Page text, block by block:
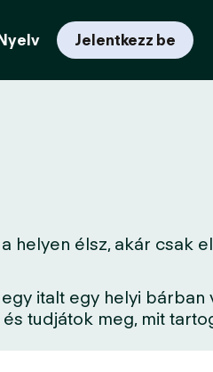
Jelentkezz be
helyen élsz, akár csak
italt egy helyi bárban
tudjátok meg, mit